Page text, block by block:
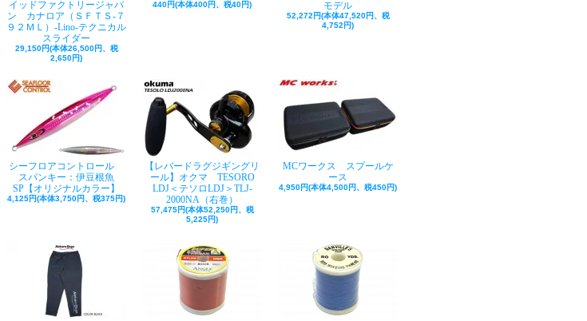
イッドファクトリージャパ
ン カナロア（ＳＦＴＳ-７
９２ＭＬ）-Lino-テクニカル
スライダー
29,150円(本体26,500円、税
2,650円)
440円(本体400円、税40円)
モデル
52,272円(本体47,520円、税
4,752円)
シーフロアコントロール
スパンキー：伊豆根魚
SP【オリジナルカラー】
4,125円(本体3,750円、税375円)
【レバードラグジギングリ
ール】オクマ TESORO
LDJ＜テソロLDJ＞TLJ-
2000NA（右巻）
57,475円(本体52,250円、税
5,225円)
MCワークス スプールケ
ース
4,950円(本体4,500円、税450円)